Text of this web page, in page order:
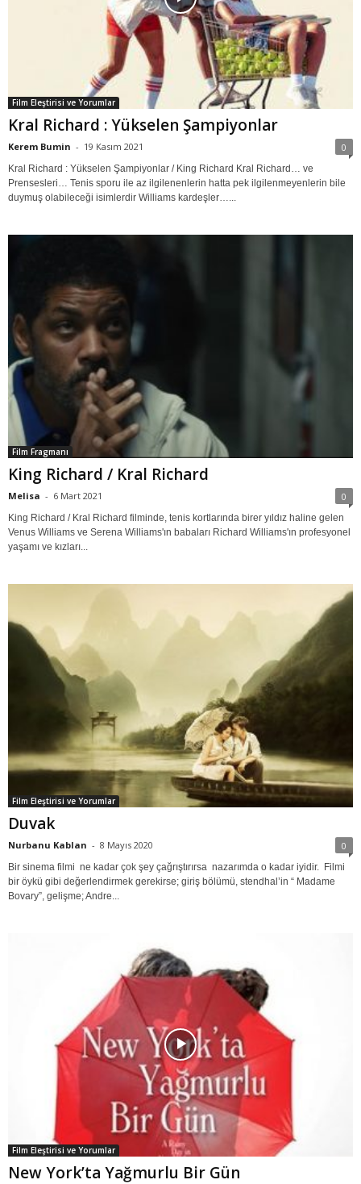
Film Eleştirisi ve Yorumlar
Kral Richard : Yükselen Şampiyonlar
Kerem Bumin - 19 Kasım 2021 0
Kral Richard : Yükselen Şampiyonlar / King Richard Kral Richard… ve
Prensesleri… Tenis sporu ile az ilgilenenlerin hatta pek ilgilenmeyenlerin bile
duymuş olabileceği isimlerdir Williams kardeşler…...
Film Fragmanı
King Richard / Kral Richard
Melisa - 6 Mart 2021 0
King Richard / Kral Richard filminde, tenis kortlarında birer yıldız haline gelen
Venus Williams ve Serena Williams'ın babaları Richard Williams'ın profesyonel
yaşamı ve kızları...
Film Eleştirisi ve Yorumlar
Duvak
Nurbanu Kablan - 8 Mayıs 2020 0
Bir sinema filmi ne kadar çok şey çağrıştırırsa nazarımda o kadar iyidir. Filmi
bir öykü gibi değerlendirmek gerekirse; giriş bölümü, stendhal’in “ Madame
Bovary”, gelişme; Andre...
Film Eleştirisi ve Yorumlar
New York’ta Yağmurlu Bir Gün